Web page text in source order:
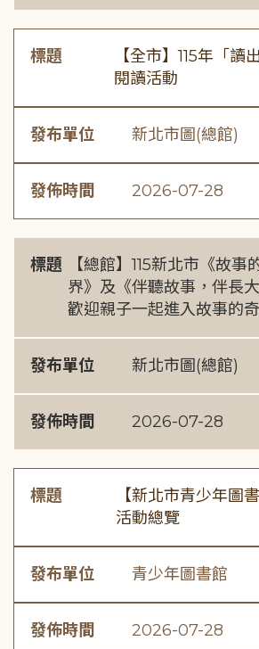
標題
【全市】115年「讀
閱讀活動
發布單位 新北市圖(總館)
發佈時間 2026-07-28
標題
【總館】115新北市《故事
界》及《伴聽故事，伴長
歡迎親子一起進入故事的
發布單位 新北市圖(總館)
發佈時間 2026-07-28
標題
【新北市青少年圖
活動總覽
發布單位 青少年圖書館
發佈時間 2026-07-28